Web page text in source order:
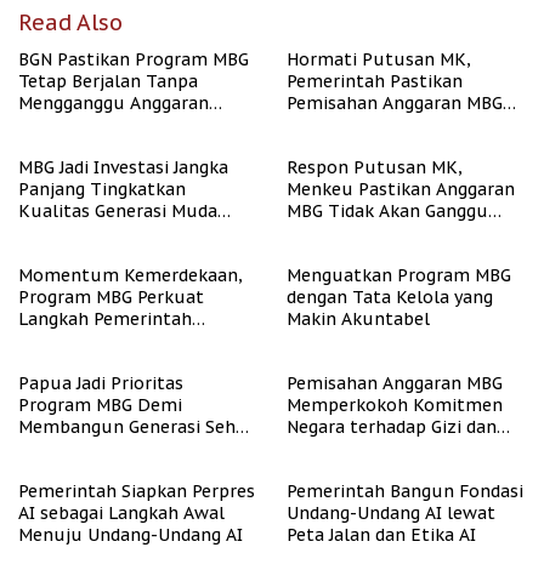
Read Also
BGN Pastikan Program MBG
Tetap Berjalan Tanpa
Mengganggu Anggaran
Hormati Putusan MK,
Pemerintah Pastikan
Pemisahan Anggaran MBG
MBG Jadi Investasi Jangka
Panjang Tingkatkan
Kualitas Generasi Muda
Respon Putusan MK,
Menkeu Pastikan Anggaran
MBG Tidak Akan Ganggu
Momentum Kemerdekaan,
Program MBG Perkuat
Langkah Pemerintah
Menguatkan Program MBG
dengan Tata Kelola yang
Makin Akuntabel
Papua Jadi Prioritas
Program MBG Demi
Membangun Generasi Sehat
Pemisahan Anggaran MBG
Memperkokoh Komitmen
Negara terhadap Gizi dan
Pemerintah Siapkan Perpres
AI sebagai Langkah Awal
Menuju Undang-Undang AI
Pemerintah Bangun Fondasi
Undang-Undang AI lewat
Peta Jalan dan Etika AI